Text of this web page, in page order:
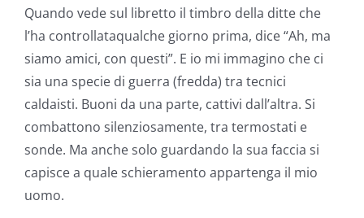
Quando vede sul libretto il timbro della ditte che
l’ha controllataqualche giorno prima, dice “Ah, ma
siamo amici, con questi”. E io mi immagino che ci
sia una specie di guerra (fredda) tra tecnici
caldaisti. Buoni da una parte, cattivi dall’altra. Si
combattono silenziosamente, tra termostati e
sonde. Ma anche solo guardando la sua faccia si
capisce a quale schieramento appartenga il mio
uomo.